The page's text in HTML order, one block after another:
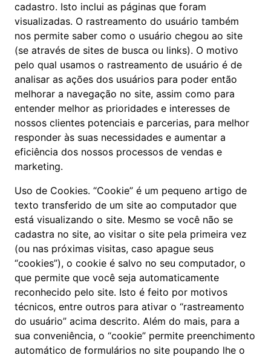
cadastro. Isto inclui as páginas que foram
visualizadas. O rastreamento do usuário também
nos permite saber como o usuário chegou ao site
(se através de sites de busca ou links). O motivo
pelo qual usamos o rastreamento de usuário é de
analisar as ações dos usuários para poder então
melhorar a navegação no site, assim como para
entender melhor as prioridades e interesses de
nossos clientes potenciais e parcerias, para melhor
responder às suas necessidades e aumentar a
eficiência dos nossos processos de vendas e
marketing.
Uso de Cookies. “Cookie” é um pequeno artigo de
texto transferido de um site ao computador que
está visualizando o site. Mesmo se você não se
cadastra no site, ao visitar o site pela primeira vez
(ou nas próximas visitas, caso apague seus
“cookies”), o cookie é salvo no seu computador, o
que permite que você seja automaticamente
reconhecido pelo site. Isto é feito por motivos
técnicos, entre outros para ativar o “rastreamento
do usuário” acima descrito. Além do mais, para a
sua conveniência, o “cookie” permite preenchimento
automático de formulários no site poupando lhe o